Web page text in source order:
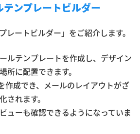
ンプレートビルダー
レートビルダー」をご紹介します。
ルテンプレートを作成し、デザイン
所に配置できます。
作成でき、メールのレイアウトがざ
されます。
ューも確認できるようになっていま